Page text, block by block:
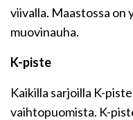
viivalla. Maastossa on
muovinauha.
K-piste
Kaikilla sarjoilla K-
vaihtopuomista. K-